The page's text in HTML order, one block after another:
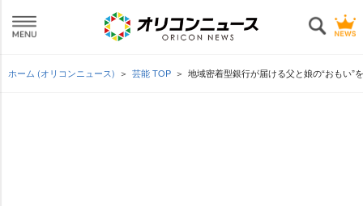
ホーム (オリコンニュース) 芸能 TOP 地域密着型銀行が届ける父と娘の“おもい”